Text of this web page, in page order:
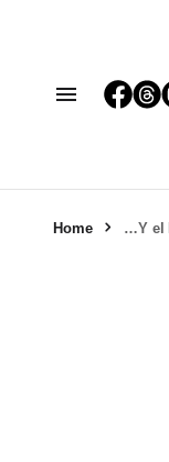
Home …Y el